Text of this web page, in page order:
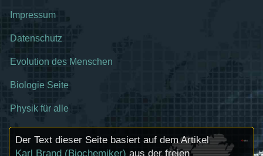
Impressum
Datenschutz
Evolution des Menschen
Biologie Seite
Physik für alle
Der Text dieser Seite basiert auf dem Artikel
Karl Brand (Biochemiker) aus der freien